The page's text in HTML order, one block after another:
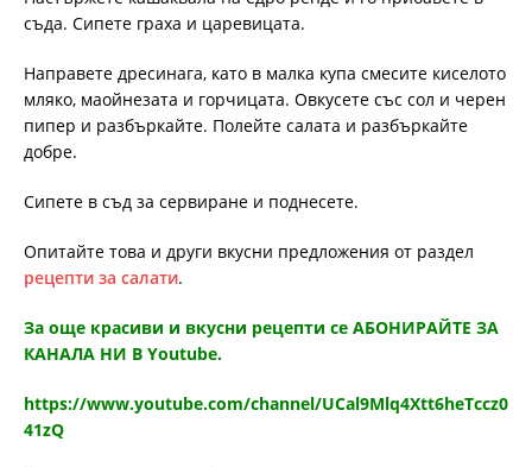
съда. Сипете граха и царевицата.
Направете дресинага, като в малка купа смесите киселото
мляко, маойнезата и горчицата. Овкусете със сол и черен
пипер и разбъркайте. Полейте салата и разбъркайте
добре.
Сипете в съд за сервиране и поднесете.
Опитайте това и други вкусни предложения от раздел
рецепти за салати.
За още красиви и вкусни рецепти се АБОНИРАЙТЕ ЗА
КАНАЛА НИ В Youtube.
https://www.youtube.com/channel/UCal9Mlq4Xtt6heTccz0
41zQ